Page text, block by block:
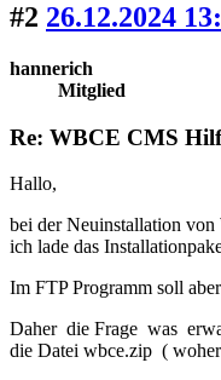
#2 26.12.2024
hannerich
Mitglied
Re: WBCE CMS
Hallo,
bei der Neuinstallation
ich lade das
Im FTP Programm soll
Daher die Frage was
die Datei wbce.zip (